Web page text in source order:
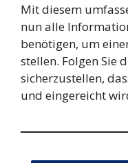
Mit diesem
nun alle
benötigen, um
stellen. Folgen Sie
sicherzustellen,
und eingereicht